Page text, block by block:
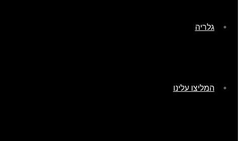
גלריה
המליצו עלינו